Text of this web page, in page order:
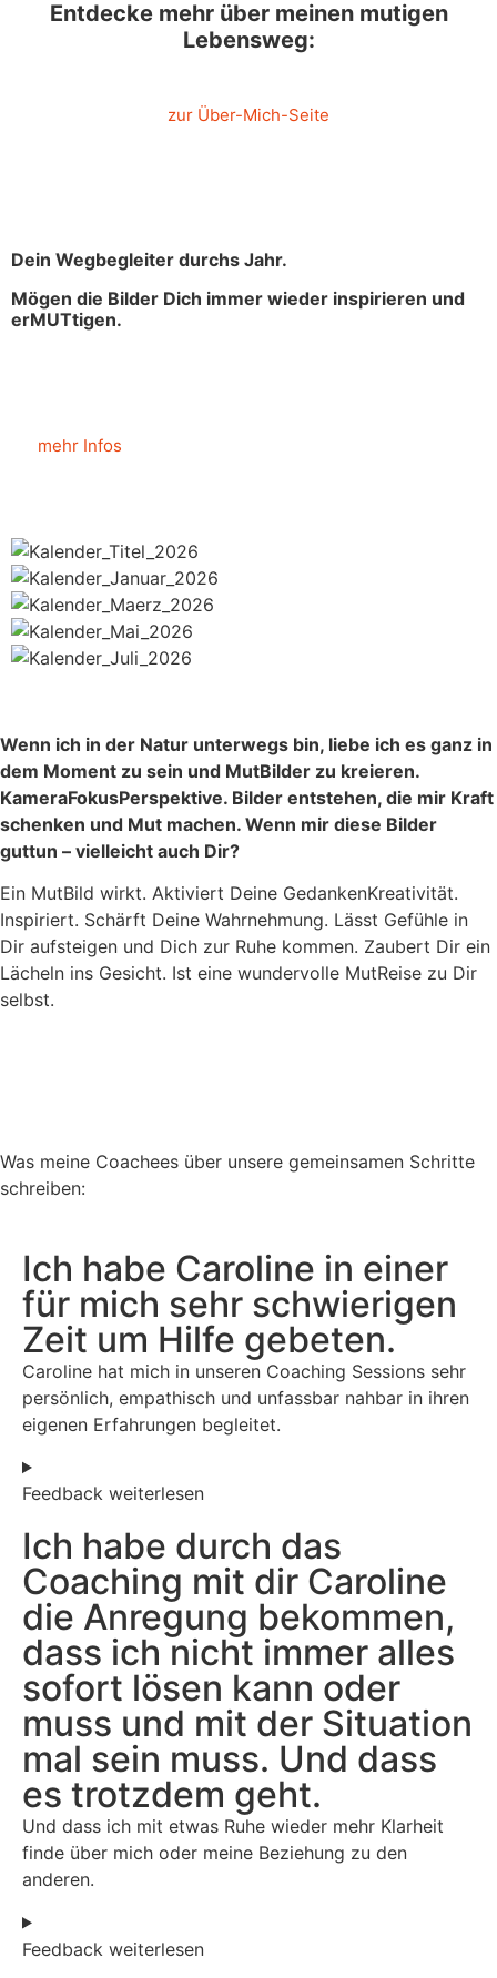
Entdecke mehr über meinen mutigen
Lebensweg:
zur Über-Mich-Seite
Dein Wegbegleiter durchs Jahr.
Mögen die Bilder Dich immer wieder inspirieren und
erMUTtigen.
mehr Infos
Wenn ich in der Natur unterwegs bin, liebe ich es ganz in
dem Moment zu sein und MutBilder zu kreieren.
KameraFokusPerspektive. Bilder entstehen, die mir Kraft
schenken und Mut machen. Wenn mir diese Bilder
guttun – vielleicht auch Dir?
Ein MutBild wirkt. Aktiviert Deine GedankenKreativität.
Inspiriert. Schärft Deine Wahrnehmung. Lässt Gefühle in
Dir aufsteigen und Dich zur Ruhe kommen. Zaubert Dir ein
Lächeln ins Gesicht. Ist eine wundervolle MutReise zu Dir
selbst.
Was meine Coachees über unsere gemeinsamen Schritte
schreiben:
Ich habe Caroline in einer
für mich sehr schwierigen
Zeit um Hilfe gebeten.
Caroline hat mich in unseren Coaching Sessions sehr
persönlich, empathisch und unfassbar nahbar in ihren
eigenen Erfahrungen begleitet.
Feedback weiterlesen
Ich habe durch das
Coaching mit dir Caroline
die Anregung bekommen,
dass ich nicht immer alles
sofort lösen kann oder
muss und mit der Situation
mal sein muss. Und dass
es trotzdem geht.
Und dass ich mit etwas Ruhe wieder mehr Klarheit
finde über mich oder meine Beziehung zu den
anderen.
Feedback weiterlesen